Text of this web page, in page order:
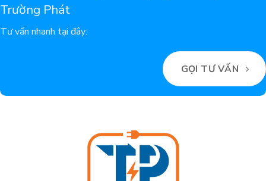
Trường Phát
Tư vấn nhanh tại đây:
GỌI TƯ VẤN